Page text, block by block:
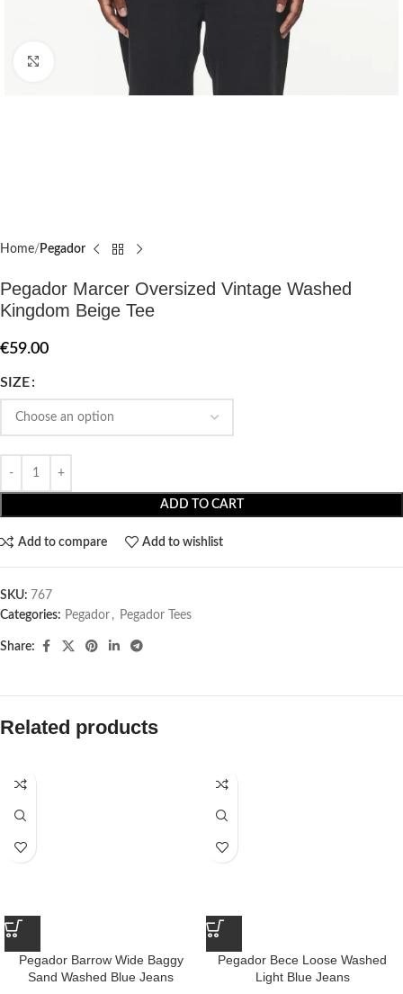
Click to enlarge
Home Pegador​
Pegador Marcer Oversized Vintage Washed
Kingdom Beige Tee
€59.00
SIZE
ADD TO CART
Add to compare Add to wishlist
SKU: 767
Categories: Pegador​ , Pegador Tees
Share:
Related products
Pegador Barrow Wide Baggy
Sand Washed Blue Jeans
Pegador Bece Loose Washed
Light Blue Jeans